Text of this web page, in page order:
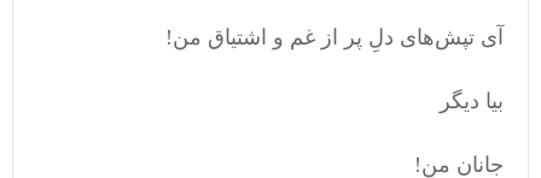
آی تپش‌های دلِ پر از غم و اشتیاق من!
بیا دیگر
جانان من!